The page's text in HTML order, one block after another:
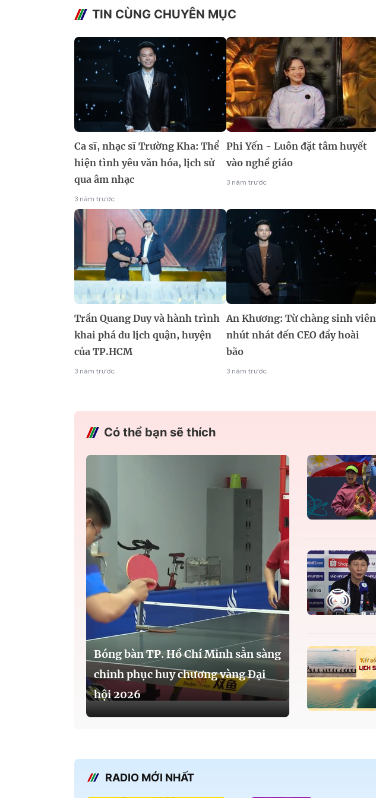
TIN CÙNG CHUYÊN MỤC
Ca sĩ, nhạc sĩ Trường Kha: Thể
hiện tình yêu văn hóa, lịch sử
qua âm nhạc
3 năm trước
Phi Yến - Luôn đặt tâm huyết
vào nghề giáo
3 năm trước
Trần Quang Duy và hành trình
khai phá du lịch quận, huyện
của TP.HCM
3 năm trước
An Khương: Từ chàng sinh viên
nhút nhát đến CEO đầy hoài
bão
3 năm trước
Có thể bạn sẽ thích
Bóng bàn TP. Hồ Chí Minh sẵn sàng
chinh phục huy chương vàng Đại
hội 2026
RADIO MỚI NHẤT